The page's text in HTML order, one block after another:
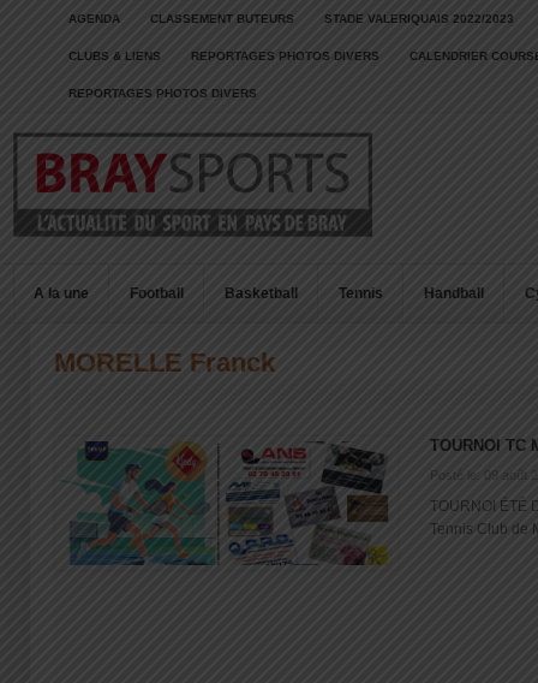
AGENDA CLASSEMENT BUTEURS STADE VALERIQUAIS 2022/2023
CLUBS & LIENS REPORTAGES PHOTOS DIVERS CALENDRIER
REPORTAGES PHOTOS DIVERS
A la une Football Basketball Tennis Handball
MORELLE Franck
TOURNOI TC
Posté le: 09 août
TOURNOI ÉTÉ
Tennis Club de